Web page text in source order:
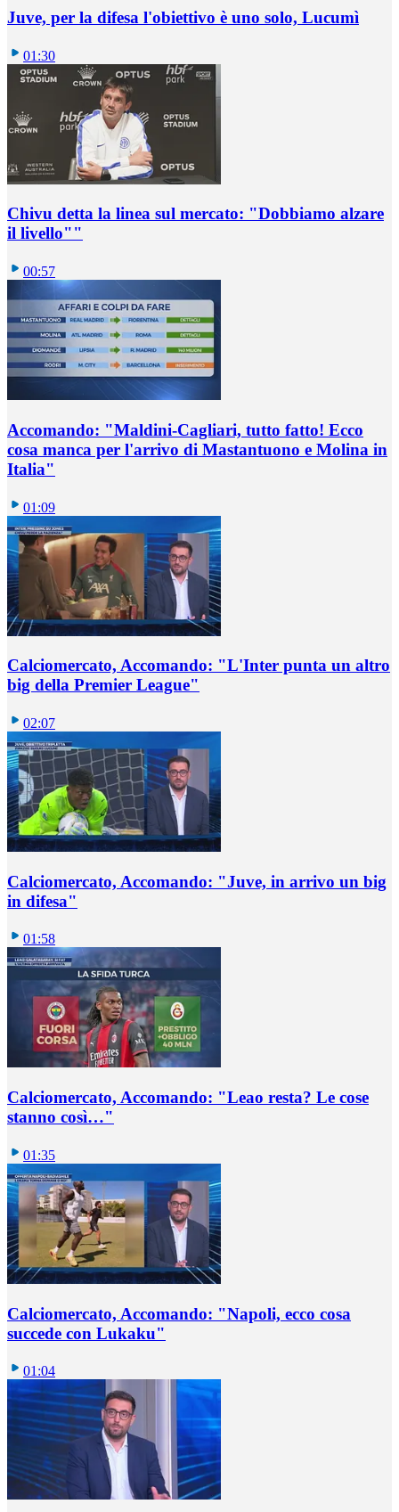
Juve, per la difesa l'obiettivo è uno solo, Lucumì
01:30
Chivu detta la linea sul mercato: "Dobbiamo alzare
il livello""
00:57
Accomando: "Maldini-Cagliari, tutto fatto! Ecco
cosa manca per l'arrivo di Mastantuono e Molina in
Italia"
01:09
Calciomercato, Accomando: "L'Inter punta un altro
big della Premier League"
02:07
Calciomercato, Accomando: "Juve, in arrivo un big
in difesa"
01:58
Calciomercato, Accomando: "Leao resta? Le cose
stanno così…"
01:35
Calciomercato, Accomando: "Napoli, ecco cosa
succede con Lukaku"
01:04